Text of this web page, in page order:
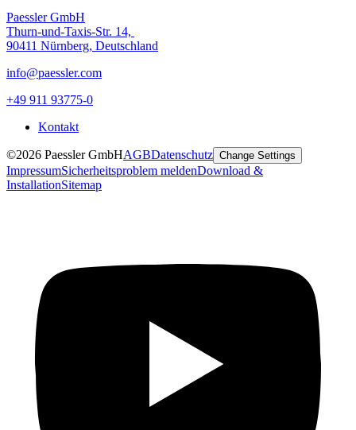
Paessler GmbH
Thurn-und-Taxis-Str. 14,
90411 Nürnberg, Deutschland
info@paessler.com
+49 911 93775-0
Kontakt
©2026 Paessler GmbHAGBDatenschutz Change Settings
ImpressumSicherheitsproblem meldenDownload &
InstallationSitemap